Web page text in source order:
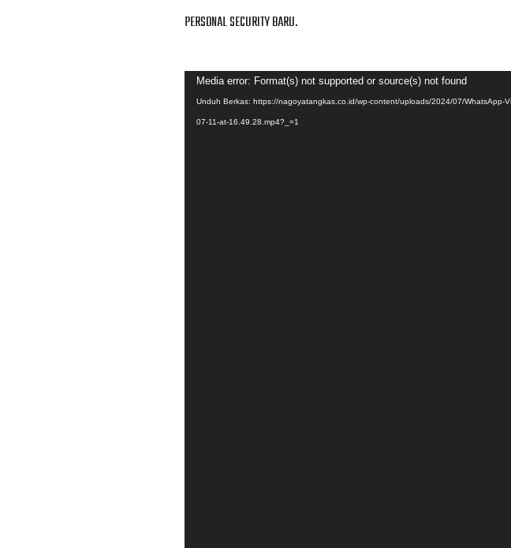
PERSONAL SECURITY BARU.
Pemutar
Video
Media error: Format(s) not supported or source(s) not found
Unduh Berkas: https://nagoyatangkas.co.id/wp-content/uploads/2024/07/WhatsApp-
07-11-at-16.49.28.mp4?_=1